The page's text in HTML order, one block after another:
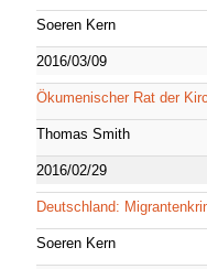
Soeren Kern
2016/03/09
Ökumenischer Rat der
Thomas Smith
2016/02/29
Deutschland:
Soeren Kern